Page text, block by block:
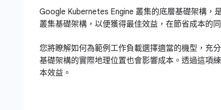
Google Kubernetes Engine 叢集的底層基礎架構，
叢集基礎架構，以便獲得最佳效益，在節省成本的
您將瞭解如何為範例工作負載選擇適當的機型，充
基礎架構的實際地理位置也會影響成本。透過這項
本效益。